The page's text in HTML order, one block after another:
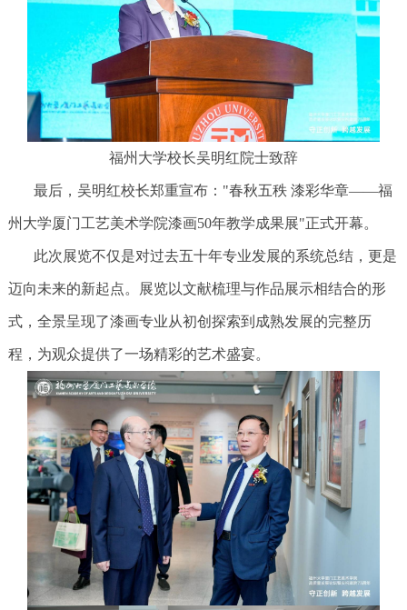
福州大学校长吴明红院士致辞
最后，吴明红校长郑重宣布："春秋五秩 漆彩华章——福
州大学厦门工艺美术学院漆画50年教学成果展"正式开幕。
此次展览不仅是对过去五十年专业发展的系统总结，更是
迈向未来的新起点。展览以文献梳理与作品展示相结合的形
式，全景呈现了漆画专业从初创探索到成熟发展的完整历
程，为观众提供了一场精彩的艺术盛宴。